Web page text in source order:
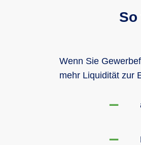
Wenn Sie
mehr Liquidität zur